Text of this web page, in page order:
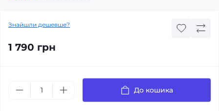
Знайшли дешевше?
1 790 грн
До кошика